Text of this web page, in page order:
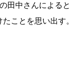
田中さんによる
ことを思い出す。